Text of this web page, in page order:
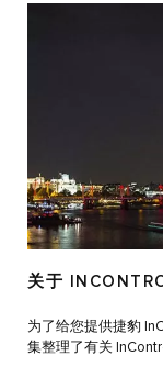
关于
为了给您提供捷豹
集整理了有关